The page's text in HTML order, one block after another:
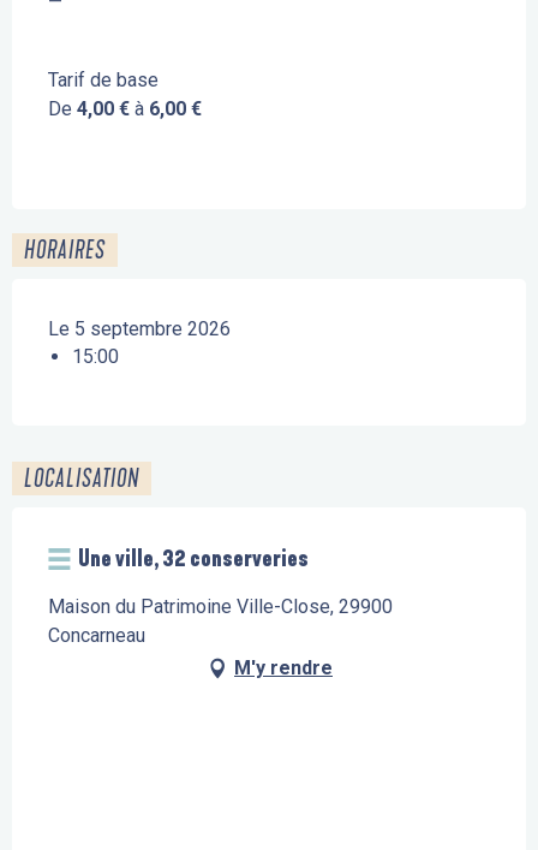
Tarif de base
De 4,00 € à 6,00 €
HORAIRES
Le 5 septembre 2026
15:00
LOCALISATION
Une ville, 32 conserveries
Maison du Patrimoine Ville-Close, 29900
Concarneau
M'y rendre